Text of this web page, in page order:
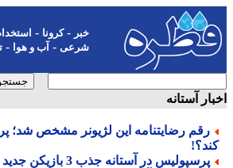
-کرونا-استخدام-
شرعی-آب و هوا-
آستانه
رقم رضایتنامه این لژیونر مشخص شد؛
پرسپولیس در آستانه جذب 3 بازیکن جدید